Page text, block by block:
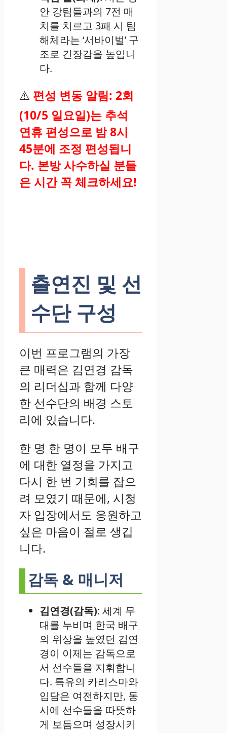
안 강팀들과의 7전 매
치를 치르고 3패 시 팀
해체라는 ‘서바이벌’ 구
조로 긴장감을 높입니
다.
⚠️ 편성 변동 알림: 2회
(10/5 일요일)는 추석
연휴 편성으로 밤 8시
45분에 조정 편성됩니
다. 본방 사수하실 분들
은 시간 꼭 체크하세요!
출연진 및 선
수단 구성
이번 프로그램의 가장
큰 매력은 김연경 감독
의 리더십과 함께 다양
한 선수단의 배경 스토
리에 있습니다.
한 명 한 명이 모두 배구
에 대한 열정을 가지고
다시 한 번 기회를 잡으
려 모였기 때문에, 시청
자 입장에서도 응원하고
싶은 마음이 절로 생깁
니다.
감독 & 매니저
김연경(감독): 세계 무
대를 누비며 한국 배구
의 위상을 높였던 김연
경이 이제는 감독으로
서 선수들을 지휘합니
다. 특유의 카리스마와
입담은 여전하지만, 동
시에 선수들을 따뜻하
게 보듬으며 성장시키